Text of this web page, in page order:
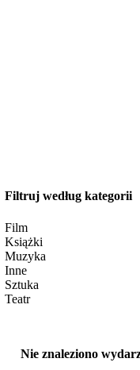
Filtruj według kategorii
Film
Książki
Muzyka
Inne
Sztuka
Teatr
Nie znaleziono